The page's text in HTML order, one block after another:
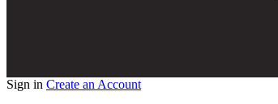
Sign in Create an Account